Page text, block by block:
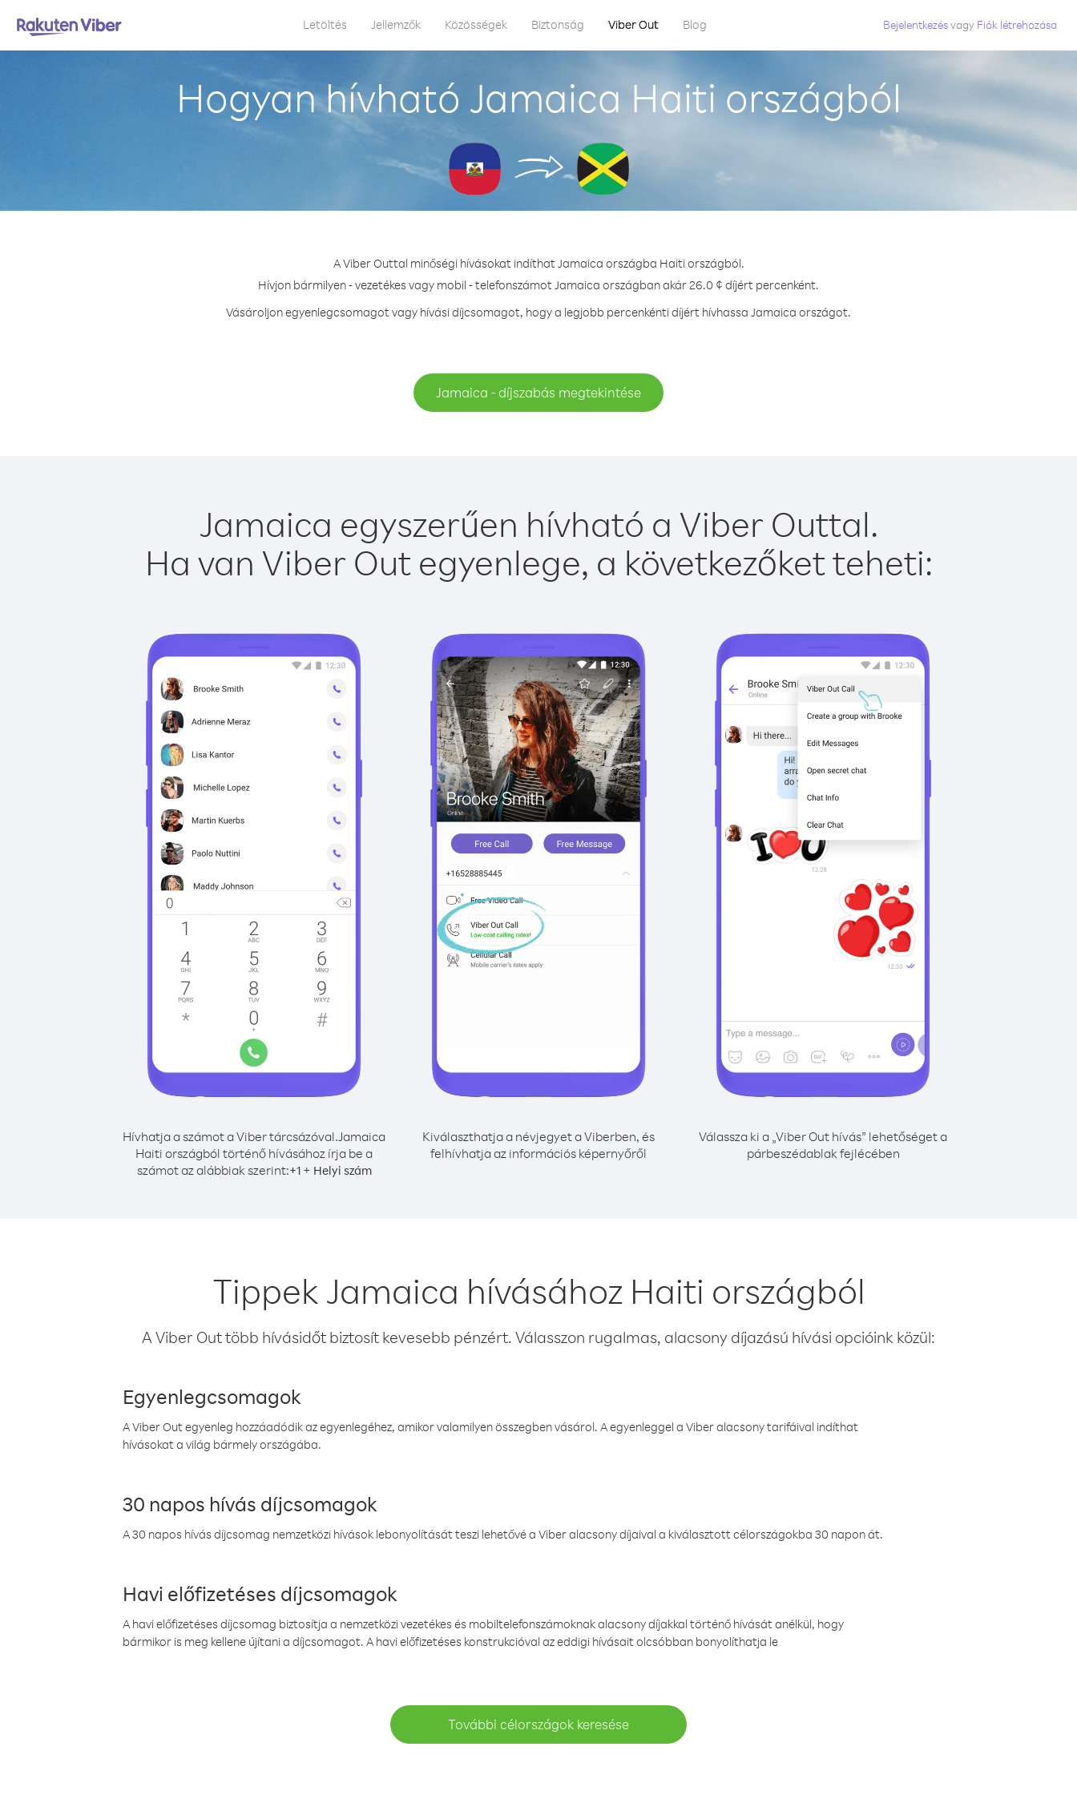
Letöltés Jellemzők Közösségek Biztonság Viber Out Blog Bejelentkezésvagy Fiók létrehozása
Hogyan hívható Jamaica Haiti országból
A Viber Outtal minőségi hívásokat indíthat Jamaica országba Haiti országból.
Hívjon bármilyen - vezetékes vagy mobil - telefonszámot Jamaica országban akár 26.0 ¢ díjért percenként.
Vásároljon egyenlegcsomagot vagy hívási díjcsomagot, hogy a legjobb percenkénti díjért hívhassa Jamaica országot.
Jamaica - díjszabás megtekintése
Jamaica egyszerűen hívható a Viber Outtal.
Ha van Viber Out egyenlege, a következőket teheti:
Hívhatja a számot a Viber tárcsázóval.Jamaica
Haiti országból történő hívásához írja be a
számot az alábbiak szerint:+1+ Helyi szám
Kiválaszthatja a névjegyet a Viberben, és
felhívhatja az információs képernyőről
Válassza ki a „Viber Out hívás” lehetőséget a
párbeszédablak fejlécében
Tippek Jamaica hívásához Haiti országból
A Viber Out több hívásidőt biztosít kevesebb pénzért. Válasszon rugalmas, alacsony díjazású hívási opcióink közül:
Egyenlegcsomagok
A Viber Out egyenleg hozzáadódik az egyenlegéhez, amikor valamilyen összegben vásárol. A egyenleggel a Viber alacsony tarifáival indíthat
hívásokat a világ bármely országába.
30 napos hívás díjcsomagok
A 30 napos hívás díjcsomag nemzetközi hívások lebonyolítását teszi lehetővé a Viber alacsony díjaival a kiválasztott célországokba 30 napon át.
Havi előfizetéses díjcsomagok
A havi előfizetéses díjcsomag biztosítja a nemzetközi vezetékes és mobiltelefonszámoknak alacsony díjakkal történő hívását anélkül, hogy
bármikor is meg kellene újítani a díjcsomagot. A havi előfizetéses konstrukcióval az eddigi hívásait olcsóbban bonyolíthatja le
További célországok keresése